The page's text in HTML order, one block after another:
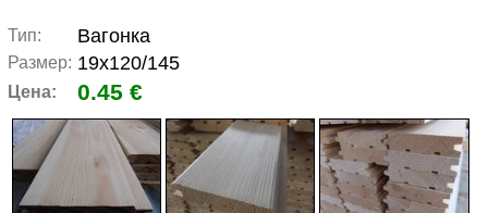
Тип: Вагонка
Размер: 19x120/145
Цена: 0.45 €